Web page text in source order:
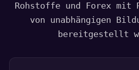
Rohstoffe und Forex mit
von unabhängigen
bereitgestellt